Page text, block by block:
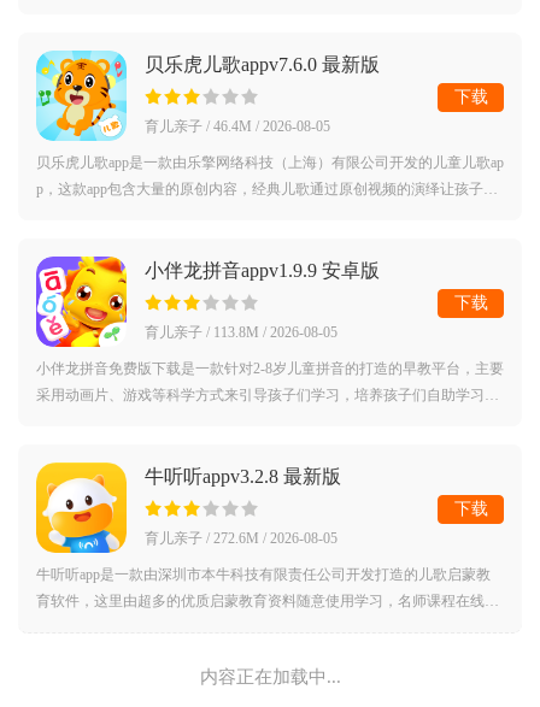
贝乐虎儿歌appv7.6.0 最新版
育儿亲子 / 46.4M / 2026-08-05
贝乐虎儿歌app是一款由乐擎网络科技（上海）有限公司开发的儿童儿歌ap
p，这款app包含大量的原创内容，经典儿歌通过原创视频的演绎让孩子学
下载
小伴龙拼音appv1.9.9 安卓版
育儿亲子 / 113.8M / 2026-08-05
小伴龙拼音免费版下载是一款针对2-8岁儿童拼音的打造的早教平台，主要
采用动画片、游戏等科学方式来引导孩子们学习，培养孩子们自助学习的
下载
牛听听appv3.2.8 最新版
育儿亲子 / 272.6M / 2026-08-05
牛听听app是一款由深圳市本牛科技有限责任公司开发打造的儿歌启蒙教
育软件，这里由超多的优质启蒙教育资料随意使用学习，名师课程在线观
下载
内容正在加载中...